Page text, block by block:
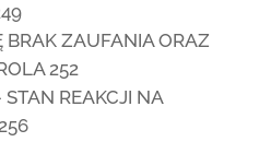
BRAK ZAUFANIA ORAZ
252
REAKCJI NA